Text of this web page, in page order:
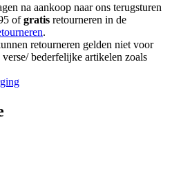
na aankoop naar ons terugsturen
ofgratis retourneren in de
.
retourneren gelden niet voor
bederfelijke artikelen zoals